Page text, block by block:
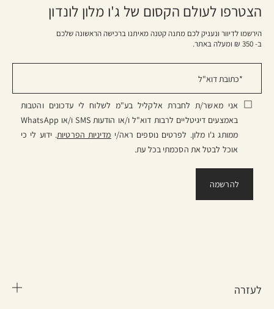
הצטרפו לעולם הקסום של ג'ו מלון לונדון
הירשמו לדיוור ונעניק לכם מתנה קטנה מאיתנו ברכישה הראשונה שלכם
ב- 350 ₪ ומעלה באתר.
אני מאשר/ת לחברת אלקליל בע"מ לשלוח לי עדכונים והטבות
באמצעים דיגיטליים לרבות דוא"ל ו/או הודעות SMS ו/או WhatsApp
ממותג ג'ו מלון. לפרטים נוספים ראה/י מדיניות הפרטיות. ידוע לי כי
אוכל לבטל את הסכמתי בכל עת.
לעזרה